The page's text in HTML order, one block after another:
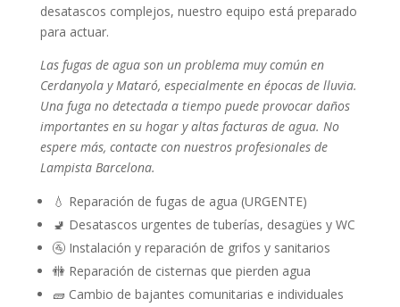
desatascos complejos, nuestro equipo está preparado
para actuar.
Las fugas de agua son un problema muy común en
Cerdanyola y Mataró, especialmente en épocas de lluvia.
Una fuga no detectada a tiempo puede provocar daños
importantes en su hogar y altas facturas de agua. No
espere más, contacte con nuestros profesionales de
Lampista Barcelona.
💧 Reparación de fugas de agua (URGENTE)
🚽 Desatascos urgentes de tuberías, desagües y WC
🚰 Instalación y reparación de grifos y sanitarios
🚻 Reparación de cisternas que pierden agua
🧱 Cambio de bajantes comunitarias e individuales